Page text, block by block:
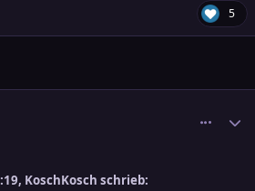
5
KoschKosch schrieb: